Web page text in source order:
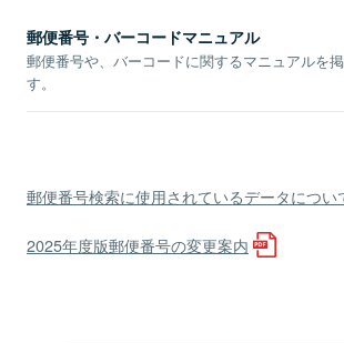
郵便番号・バーコードマニュアル
郵便番号や、バーコードに関するマニュアルを
す。
郵便番号検索に使用されているデータについ
2025年度版郵便番号の変更案内